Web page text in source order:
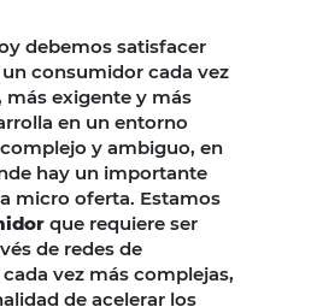
debemos satisfacer
consumidor cada vez
exigente y más
en un entorno
y ambiguo, en
hay un importante
micro oferta. Estamos
que requiere ser
de redes de
vez más complejas,
de acelerar los